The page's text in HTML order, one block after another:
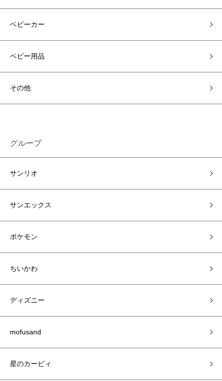
ベビーカー
ベビー用品
その他
グループ
サンリオ
サンエックス
ポケモン
ちいかわ
ディズニー
mofusand
星のカービィ